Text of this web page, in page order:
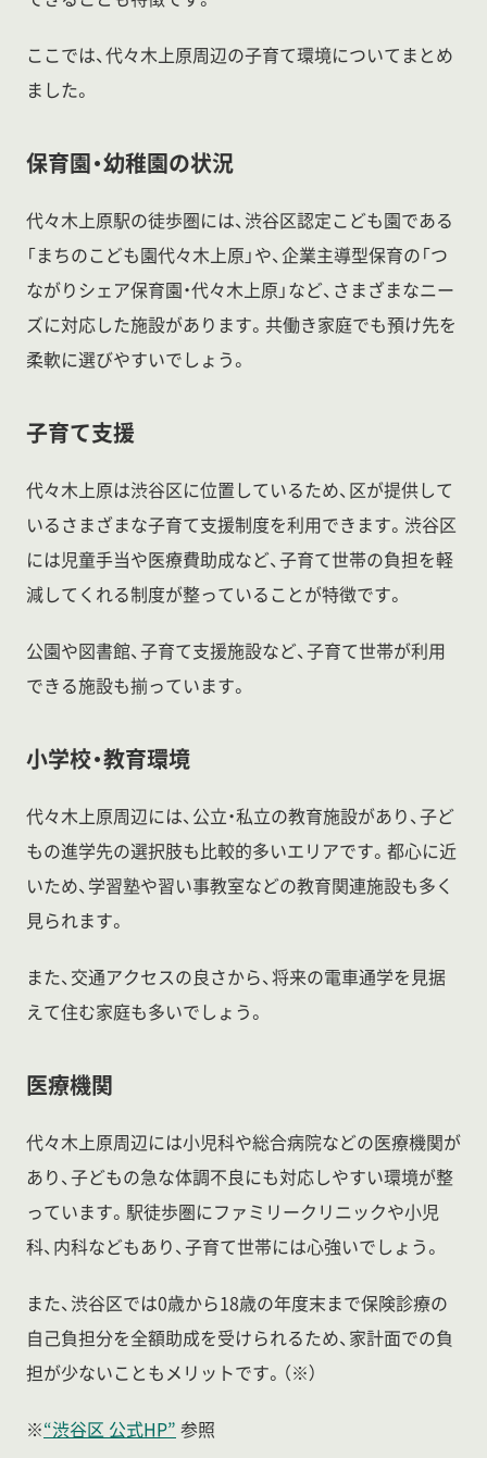
ここでは、代々木上原周辺の子育て環境についてまとめ
ました。
保育園・幼稚園の状況
代々木上原駅の徒歩圏には、渋谷区認定こども園である
「まちのこども園代々木上原」や、企業主導型保育の「つ
ながりシェア保育園・代々木上原」など、さまざまなニー
ズに対応した施設があります。共働き家庭でも預け先を
柔軟に選びやすいでしょう。
子育て支援
代々木上原は渋谷区に位置しているため、区が提供して
いるさまざまな子育て支援制度を利用できます。渋谷区
には児童手当や医療費助成など、子育て世帯の負担を軽
減してくれる制度が整っていることが特徴です。
公園や図書館、子育て支援施設など、子育て世帯が利用
できる施設も揃っています。
小学校・教育環境
代々木上原周辺には、公立・私立の教育施設があり、子ど
もの進学先の選択肢も比較的多いエリアです。都心に近
いため、学習塾や習い事教室などの教育関連施設も多く
見られます。
また、交通アクセスの良さから、将来の電車通学を見据
えて住む家庭も多いでしょう。
医療機関
代々木上原周辺には小児科や総合病院などの医療機関が
あり、子どもの急な体調不良にも対応しやすい環境が整
っています。駅徒歩圏にファミリークリニックや小児
科、内科などもあり、子育て世帯には心強いでしょう。
また、渋谷区では0歳から18歳の年度末まで保険診療の
自己負担分を全額助成を受けられるため、家計面での負
担が少ないこともメリットです。（※）
※“渋谷区 公式HP” 参照